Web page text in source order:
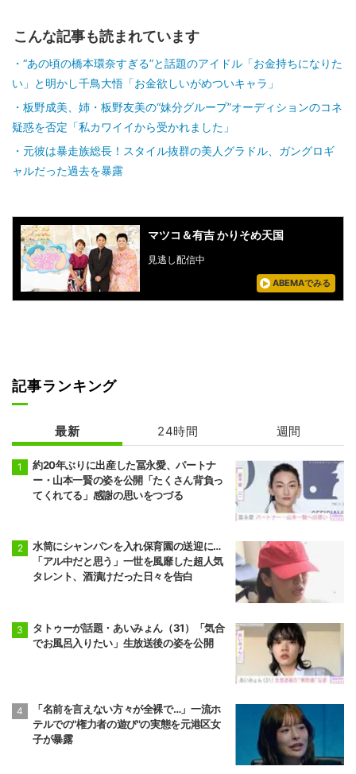
こんな記事も読まれています
“あの頃の橋本環奈すぎる”と話題のアイドル「お金持ちになりた
い」と明かし千鳥大悟「お金欲しいがめついキャラ」
板野成美、姉・板野友美の“妹分グループ”オーディションのコネ
疑惑を否定「私カワイイから受かれました」
元彼は暴走族総長！スタイル抜群の美人グラドル、ガングロギ
ャルだった過去を暴露
マツコ＆有吉 かりそめ天国
見逃し配信中
ABEMAでみる
記事ランキング
最新 24時間 週間
約20年ぶりに出産した冨永愛、パートナ
ー・山本一賢の姿を公開「たくさん背負っ
てくれてる」感謝の思いをつづる
水筒にシャンパンを入れ保育園の送迎に…
「アル中だと思う」一世を風靡した超人気
タレント、酒漬けだった日々を告白
タトゥーが話題・あいみょん（31）「気合
でお風呂入りたい」生放送後の姿を公開
「名前を言えない方々が全裸で…」一流ホ
テルでの"権力者の遊び"の実態を元港区女
子が暴露